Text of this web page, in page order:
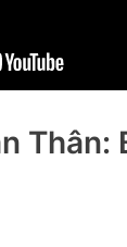
Thân: